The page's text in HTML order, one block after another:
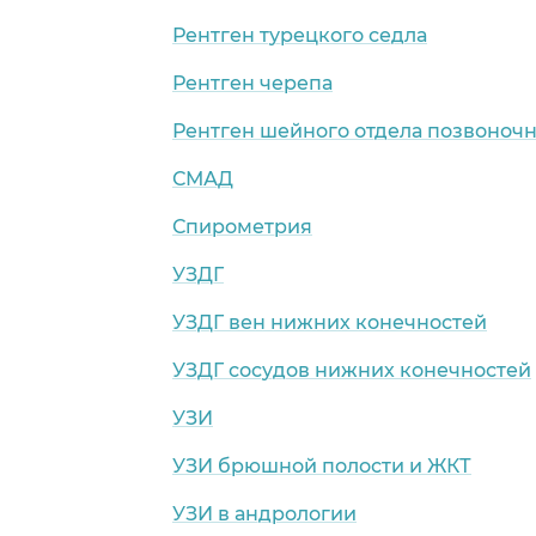
Рентген турецкого седла
Рентген черепа
Рентген шейного отдела
СМАД
Спирометрия
УЗДГ
УЗДГ вен нижних конечностей
УЗДГ сосудов нижних конечностей
УЗИ
УЗИ брюшной полости и ЖКТ
УЗИ в андрологии